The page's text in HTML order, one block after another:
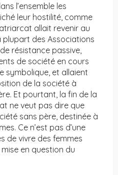
l’ensemble les
leur hostilité, comme
allait revenir au
plupart des Associations
résistance passive,
de société en cours
symbolique, et allaient
de la société à
Et pourtant, la fin de la
ne veut pas dire que
sans père, destinée à
Ce n’est pas d’une
de vivre des femmes
en question du